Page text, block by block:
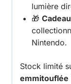
lumière
🎁
Nintendo.
Stock limité
emmitouflée